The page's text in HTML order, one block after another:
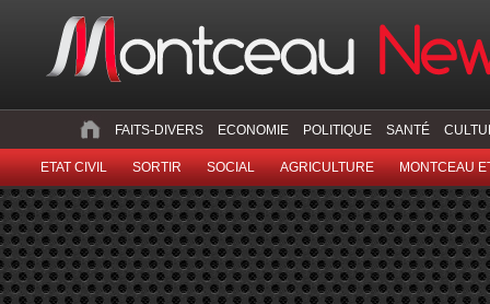
FAITS-DIVERS ECONOMIE POLITIQUE SANTÉ
ETAT CIVIL SORTIR SOCIAL AGRICULTURE MONTCEAU